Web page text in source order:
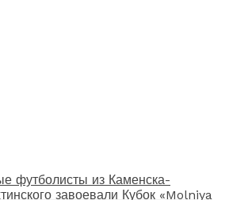
футболисты из Каменска-
завоевали Кубок «Molniya